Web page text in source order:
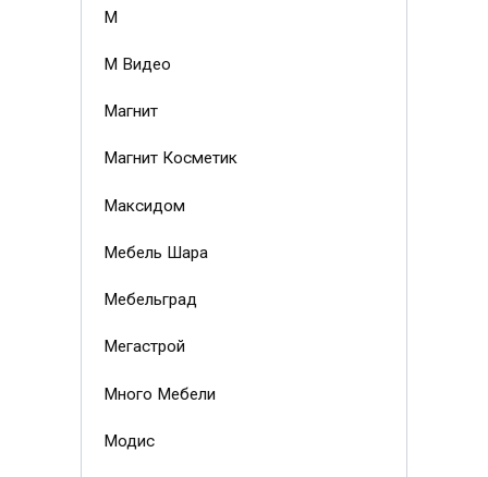
М
М Видео
Магнит
Магнит Косметик
Максидом
Мебель Шара
Мебельград
Мегастрой
Много Мебели
Модис